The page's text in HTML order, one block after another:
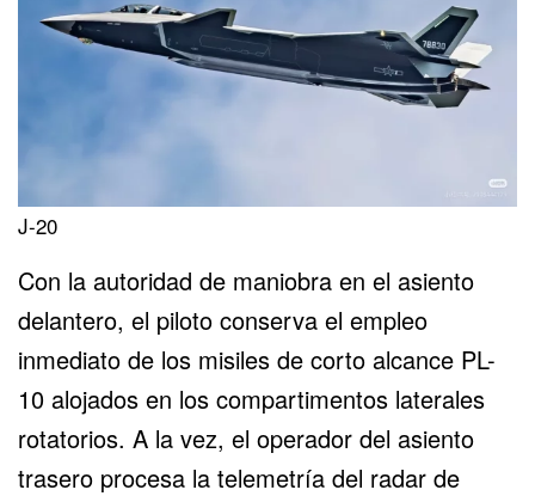
J-20
Con la autoridad de maniobra en el asiento
delantero, el piloto conserva el empleo
inmediato de los misiles de corto alcance PL-
10 alojados en los compartimentos laterales
rotatorios. A la vez, el operador del asiento
trasero procesa la telemetría del radar de